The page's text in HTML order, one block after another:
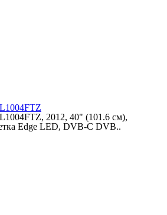
2012, 40" (101.6 см),
Edge LED, DVB-C DVB..